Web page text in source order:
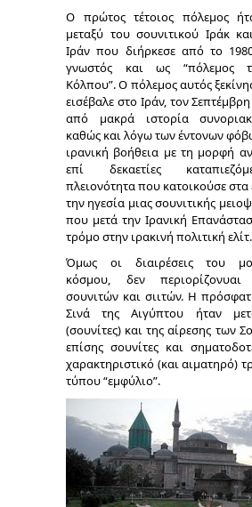
Ο πρώτος τέτοιος πόλεμος
μεταξύ του σουνιτικού Ιράκ
Ιράν που διήρκεσε από το
γνωστός και ως “πόλεμος
Κόλπου”. Ο πόλεμος αυτός
εισέβαλε στο Ιράν, τον
από μακρά ιστορία
καθώς και λόγω των έντονων
ιρανική βοήθεια με τη μορφή
επί δεκαετίες
πλειονότητα που κατοικούσε
την ηγεσία μιας σουνιτικής
που μετά την Ιρανική
τρόμο στην ιρακινή πολιτική ελίτ.
Όμως οι διαιρέσεις του
κόσμου, δεν περιορίζονυαι
σουνιτών και σιιτών. Η
Σινά της Αιγύπτου ήταν
(σουνίτες) και της αίρεσης των
επίσης σουνίτες και
χαρακτηριστικό (και αιματηρό)
τύπου “εμφύλιο”.